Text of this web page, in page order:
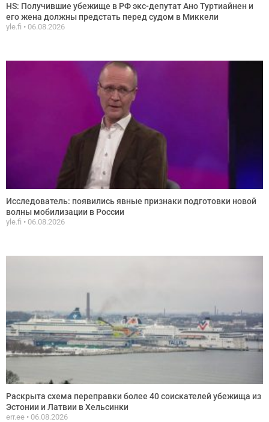
HS: Получившие убежище в РФ экс-депутат Ано Туртиайнен и
его жена должны предстать перед судом в Миккели
yle.fi 06.08.2026
Исследователь: появились явные признаки подготовки новой
волны мобилизации в России
yle.fi 06.08.2026
Раскрыта схема переправки более 40 соискателей убежища из
Эстонии и Латвии в Хельсинки
err.ee 06.08.2026